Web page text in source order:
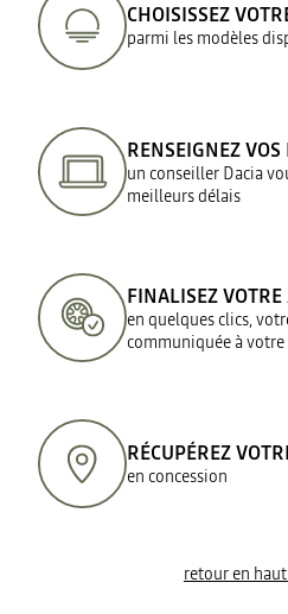
CHOISISSEZ
parmi les modèles
RENSEIGNEZ
un conseiller Dacia
meilleurs délais
FINALISEZ VOTRE
en quelques clics,
communiquée à
RÉCUPÉREZ
en concession
retour en